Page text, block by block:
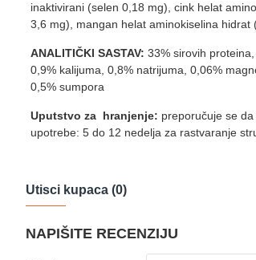
inaktivirani (selen 0,18 mg), cink helat
3,6 mg), mangan helat aminokiselina hidrat
ANALITIČKI SASTAV: 33% sirovih
0,9% kalijuma, 0,8% natrijuma, 0,06%
0,5% sumpora
Uputstvo za hranjenje: preporučuje se
upotrebe: 5 do 12 nedelja za rastvaranje
Utisci kupaca (0)
NAPIŠITE RECENZIJU